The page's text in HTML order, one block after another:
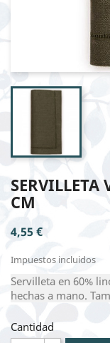
CM
4,55 €
Impuestos incluidos
Servilleta en 60%
hechas a mano.
Cantidad